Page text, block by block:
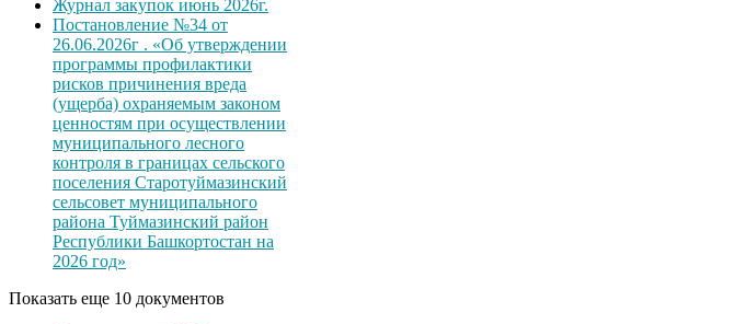
Журнал закупок июнь 2026г.
Постановление №34 от
26.06.2026г . «Об утверждении
программы профилактики
рисков причинения вреда
(ущерба) охраняемым законом
ценностям при осуществлении
муниципального лесного
контроля в границах сельского
поселения Старотуймазинский
сельсовет муниципального
района Туймазинский район
Республики Башкортостан на
2026 год»
Показать еще 10 документов